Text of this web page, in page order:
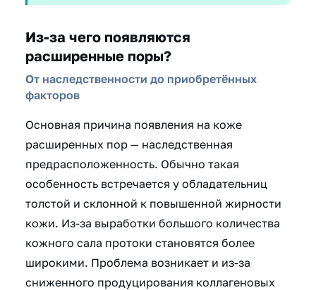
Из-за чего появляются
расширенные поры?
От наследственности до приобретённых
факторов
Основная причина появления на коже
расширенных пор — наследственная
предрасположенность. Обычно такая
особенность встречается у обладательниц
толстой и склонной к повышенной жирности
кожи. Из-за выработки большого количества
кожного сала протоки становятся более
широкими. Проблема возникает и из-за
сниженного продуцирования коллагеновых